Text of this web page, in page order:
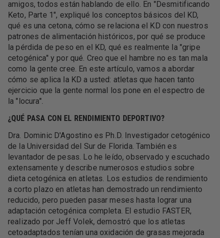
amigos, todos están hablando de ello. En "Desmitificando
Keto, Parte 1", expliqué los conceptos básicos del KD,
qué es una cetona, cómo se relaciona el KD con nuestros
patrones de alimentación históricos, por qué se produce
la pérdida de peso en el KD, qué es realmente la "gripe
cetogénica" y por qué. Creo que el hambre no es tan mala
como la gente cree. En este artículo, vamos a abordar
cómo se aplica la KD a usted: atletas que hacen tanto
ejercicio que la gente normal los pone en el espectro de
la "locura".
¿QUÉ PASA CON EL RENDIMIENTO DEPORTIVO?
Dra. Dominic D'Agostino es Ph.D. Investigador cetogénico
de la Universidad del Sur de Florida. También es
levantador de pesas. Lo he leído, observado y escuchado
extensamente y describe numerosos estudios sobre
dieta cetogénica en atletas. Los estudios de rendimiento
a corto plazo en atletas han demostrado un rendimiento
reducido, pero pueden pasar meses hasta lograr una
adaptación cetogénica completa. El estudio FASTER,
realizado por Jeff Volek, demostró que los atletas
cetoadaptados tenían una oxidación de grasas mejorada